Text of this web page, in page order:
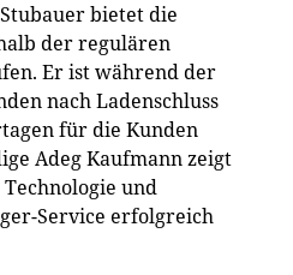
bietet die
der regulären
Er ist während der
nach Ladenschluss
für die Kunden
Adeg Kaufmann zeigt
und
Service erfolgreich